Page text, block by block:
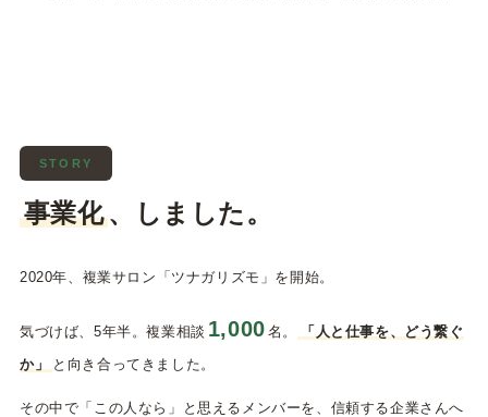
STORY
事業化 、しました。
2020年、複業サロン「ツナガリズモ」を開始。
気づけば、5年半。複業相談 1,000 名。
「人と仕事を、どう繋ぐ
か」
と向き合ってきました。
その中で「この人なら」と思えるメンバーを、信頼する企業さんへ